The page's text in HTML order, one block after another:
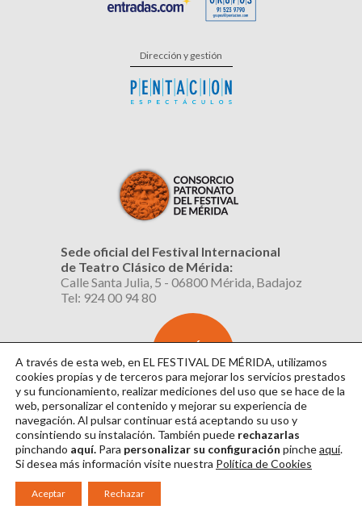
Dirección y gestión
Sede oficial del Festival Internacional
de Teatro Clásico de Mérida:
Calle Santa Julia, 5 - 06800 Mérida, Badajoz
Tel: 924 00 94 80
SUSCRÍBETE
AL BOLETÍN
Aviso Legal|Política de Privacidad
|Webmaster: Axel Kacelnik
A través de esta web, en EL FESTIVAL DE MÉRIDA, utilizamos
cookies propias y de terceros para mejorar los servicios prestados
y su funcionamiento, realizar mediciones del uso que se hace de la
web, personalizar el contenido y mejorar su experiencia de
navegación. Al pulsar continuarestá aceptando su uso y
consintiendo su instalación. También puede rechazarlas
pinchando aquí. Para personalizar su configuración pincheaquí.
Si desea más información visite nuestra Política de Cookies
Aceptar Rechazar